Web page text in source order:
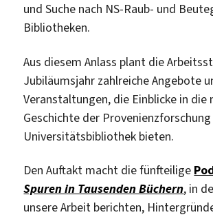
und Suche nach NS-Raub- und
Bibliotheken.
Aus diesem Anlass plant die
Jubiläumsjahr zahlreiche Angebote
Veranstaltungen, die Einblicke in die
Geschichte der
Universitätsbibliothek bieten.
Den Auftakt macht die fünfteilige
Spuren in Tausenden Büchern, in
unsere Arbeit berichten,